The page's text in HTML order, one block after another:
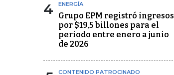
4 ENERGÍA
Grupo EPM registró ingresos
por $19,5 billones para el
periodo entre enero a junio
de 2026
CONTENIDO PATROCINADO